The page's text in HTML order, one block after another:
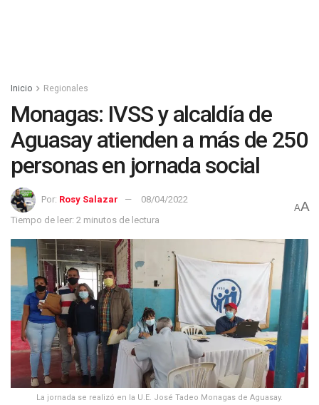
Inicio Regionales
Monagas: IVSS y alcaldía de
Aguasay atienden a más de 250
personas en jornada social
Por: Rosy Salazar
08/04/2022
Tiempo de leer: 2 minutos de lectura
AA
La jornada se realizó en la U.E. José Tadeo Monagas de Aguasay.